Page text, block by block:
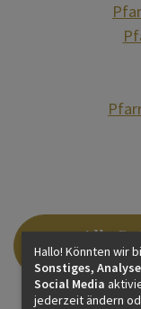
Alle
Hallo! Könnten wir
Sonstiges,
Social Media
jederzeit ändern